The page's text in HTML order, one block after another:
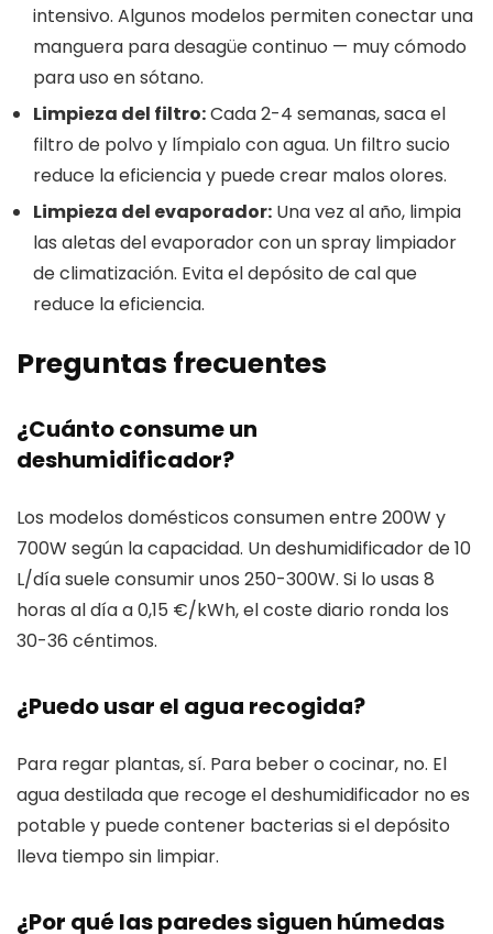
intensivo. Algunos modelos permiten conectar una
manguera para desagüe continuo — muy cómodo
para uso en sótano.
Limpieza del filtro:Cada 2-4 semanas, saca el
filtro de polvo y límpialo con agua. Un filtro sucio
reduce la eficiencia y puede crear malos olores.
Limpieza del evaporador: Una vez al año, limpia
las aletas del evaporador con un spray limpiador
de climatización. Evita el depósito de cal que
reduce la eficiencia.
Preguntas frecuentes
¿Cuánto consume un
deshumidificador?
Los modelos domésticos consumen entre 200W y
700W según la capacidad. Un deshumidificador de 10
L/día suele consumir unos 250-300W. Si lo usas 8
horas al día a 0,15 €/kWh, el coste diario ronda los
30-36 céntimos.
¿Puedo usar el agua recogida?
Para regar plantas, sí. Para beber o cocinar, no. El
agua destilada que recoge el deshumidificador no es
potable y puede contener bacterias si el depósito
lleva tiempo sin limpiar.
¿Por qué las paredes siguen húmedas